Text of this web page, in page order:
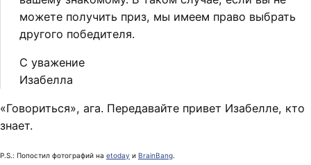
можете получить приз, мы имеем право выбрать
другого победителя.
С уважение
Изабелла
«Говориться», ага. Передавайте привет Изабелле, кто
знает.
P.S.: Попостил фотографий на etoday и BrainBang.